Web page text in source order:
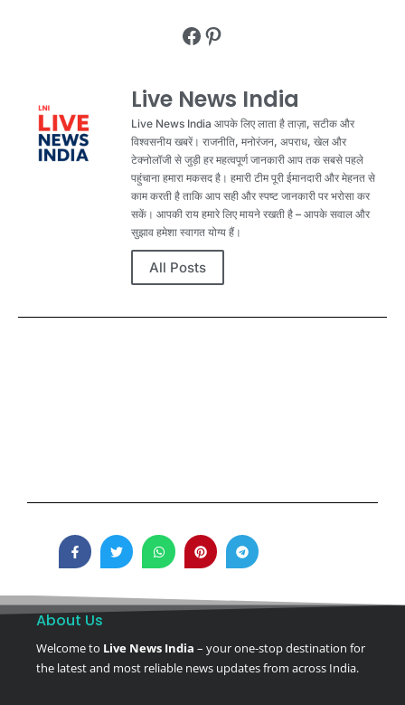
Live News India
Live News India आपके लिए लाता है ताज़ा, सटीक और
विश्वसनीय खबरें। राजनीति, मनोरंजन, अपराध, खेल और
टेक्नोलॉजी से जुड़ी हर महत्वपूर्ण जानकारी आप तक सबसे पहले
पहुंचाना हमारा मकसद है। हमारी टीम पूरी ईमानदारी और मेहनत से
काम करती है ताकि आप सही और स्पष्ट जानकारी पर भरोसा कर
सकें। आपकी राय हमारे लिए मायने रखती है – आपके सवाल और
सुझाव हमेशा स्वागत योग्य हैं।
All Posts
About Us
Welcome to Live News India – your one-stop destination for
the latest and most reliable news updates from across India.